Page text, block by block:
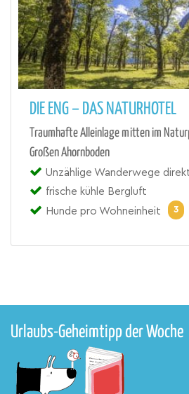
DIE ENG – DAS NATURHOTEL
Traumhafte Alleinlage mitten im
Großen Ahornboden
Unzählige Wanderwege
frische kühle Bergluft
Hunde pro Wohneinheit
3
Urlaubs-Geheimtipp der Woche